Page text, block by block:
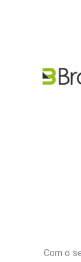
Com o